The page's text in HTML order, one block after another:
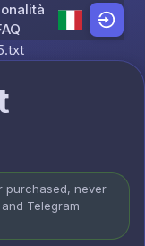
purchased, never
Telegram